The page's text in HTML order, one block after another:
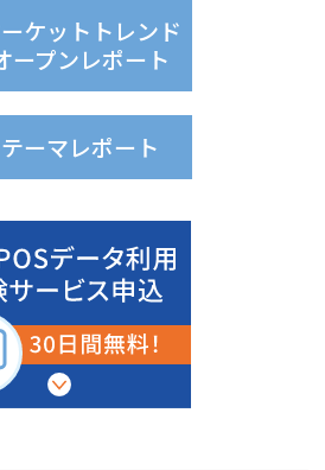
ケットトレンド
ープンレポート
テーマレポート